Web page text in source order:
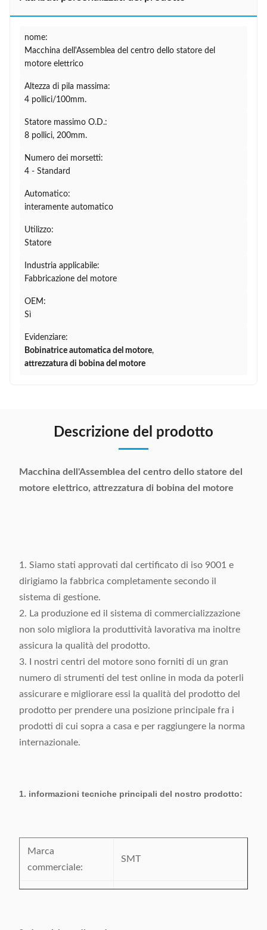
nome:
Macchina dell'Assemblea del centro dello statore del
motore elettrico
Altezza di pila massima:
4 pollici/100mm.
Statore massimo O.D.:
8 pollici, 200mm.
Numero dei morsetti:
4 - Standard
Automatico:
interamente automatico
Utilizzo:
Statore
Industria applicabile:
Fabbricazione del motore
OEM:
Sì
Evidenziare:
Bobinatrice automatica del motore,
attrezzatura di bobina del motore
Descrizione del prodotto
Macchina dell'Assemblea del centro dello statore del
motore elettrico, attrezzatura di bobina del motore
1. Siamo stati approvati dal certificato di iso 9001 e
dirigiamo la fabbrica completamente secondo il
sistema di gestione.
2. La produzione ed il sistema di commercializzazione
non solo migliora la produttività lavorativa ma inoltre
assicura la qualità del prodotto.
3. I nostri centri del motore sono forniti di un gran
numero di strumenti del test online in moda da poterli
assicurare e migliorare essi la qualità del prodotto del
prodotto per prendere una posizione principale fra i
prodotti di cui sopra a casa e per raggiungere la norma
internazionale.
1. informazioni tecniche principali del nostro prodotto:
Marca
commerciale:
SMT